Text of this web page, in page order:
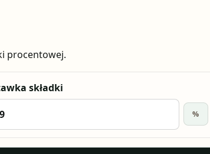
procentowej.
składki
%